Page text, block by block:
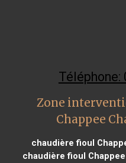
Téléphone:
Zone
Chappee
chaudière fioul
chaudière fioul